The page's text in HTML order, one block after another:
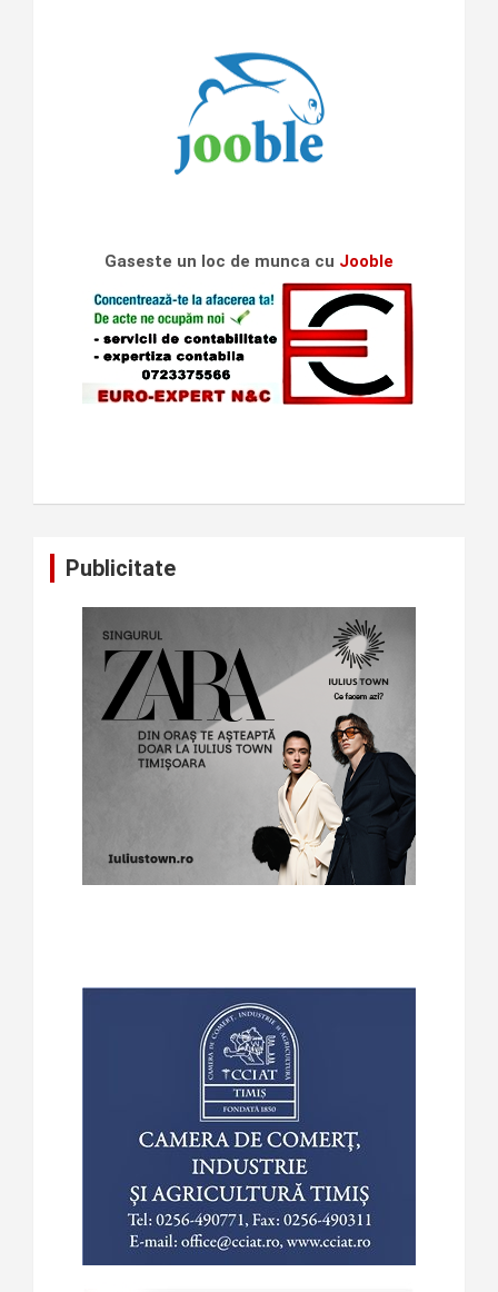
Gaseste un loc de munca cu Jooble
Publicitate